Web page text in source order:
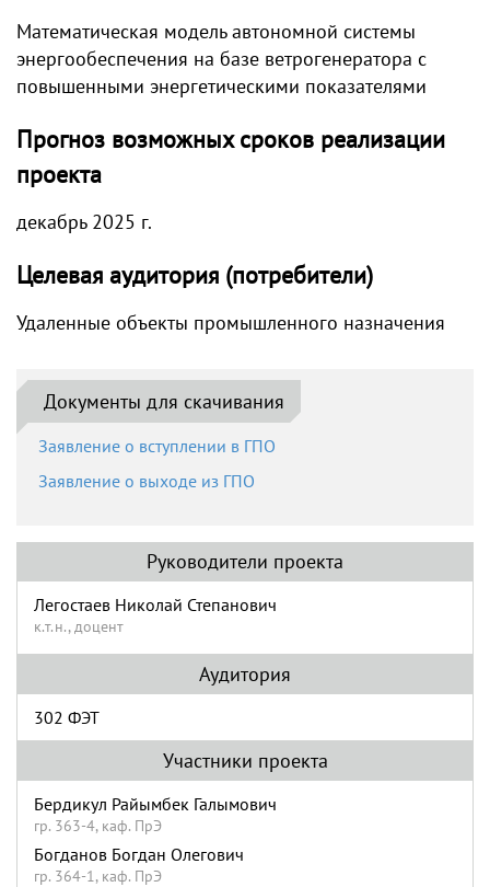
Математическая модель автономной системы
энергообеспечения на базе ветрогенератора с
повышенными энергетическими показателями
Прогноз возможных сроков реализации
проекта
декабрь 2025 г.
Целевая аудитория (потребители)
Удаленные объекты промышленного назначения
Документы для скачивания
Заявление о вступлении в ГПО
Заявление о выходе из ГПО
Руководители проекта
Легостаев Николай Степанович
к.т.н., доцент
Аудитория
302 ФЭТ
Участники проекта
Бердикул Райымбек Галымович
гр. 363-4, каф. ПрЭ
Богданов Богдан Олегович
гр. 364-1, каф. ПрЭ